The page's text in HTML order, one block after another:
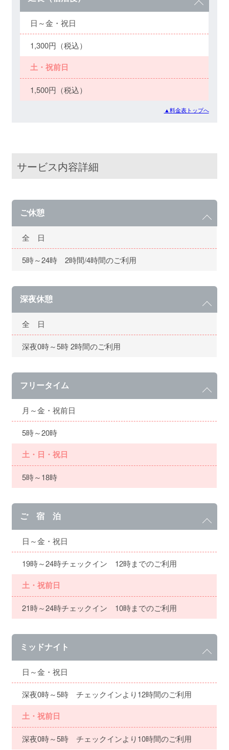
日～金・祝日
1,300円（税込）
土・祝前日
1,500円（税込）
▲料金表トップへ
サービス内容詳細
ご休憩
全 日
5時～24時 2時間/4時間のご利用
深夜休憩
全 日
深夜0時～5時 2時間のご利用
フリータイム
月～金・祝前日
5時～20時
土・日・祝日
5時～18時
ご 宿 泊
日～金・祝日
19時～24時チェックイン 12時までのご利用
土・祝前日
21時～24時チェックイン 10時までのご利用
ミッドナイト
日～金・祝日
深夜0時～5時 チェックインより12時間のご利用
土・祝前日
深夜0時～5時 チェックインより10時間のご利用